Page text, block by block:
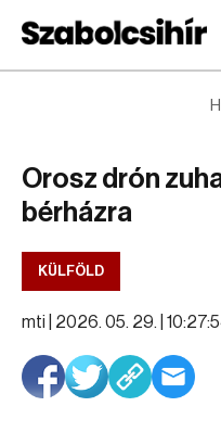
Orosz drón
bérházra
KÜLFÖLD
mti | 2026. 05. 29. |